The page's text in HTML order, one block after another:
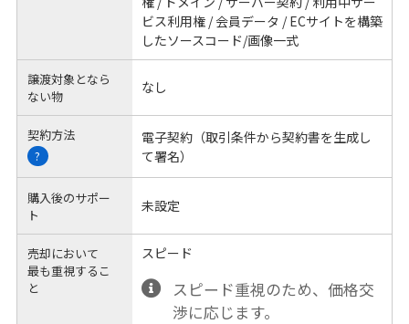
ビス利用権 / 会員データ / ECサイトを構築
したソースコード/画像一式
譲渡対象となら
ない物
なし
契約方法
?
電子契約（取引条件から契約書を生成し
て署名）
購入後のサポー
ト
未設定
売却において
最も重視するこ
と
スピード
スピード重視のため、価格交
渉に応じます。